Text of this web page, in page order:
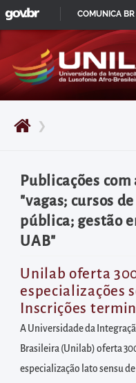
Pular
para
início
do
principal
Acessar
diretamente
o
menu
principal
Acessar
diretamente
à
área
para
❯
Publicações
"vagas; cursos
pública; gestão
UAB"
Unilab oferta
especializações
Inscrições
A Universidade da
Brasileira (Unilab) oferta
especialização lato sensu
GOVBR
COMUNICA BR